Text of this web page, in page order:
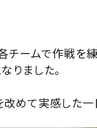
チームで作戦
りました。
めて実感した一